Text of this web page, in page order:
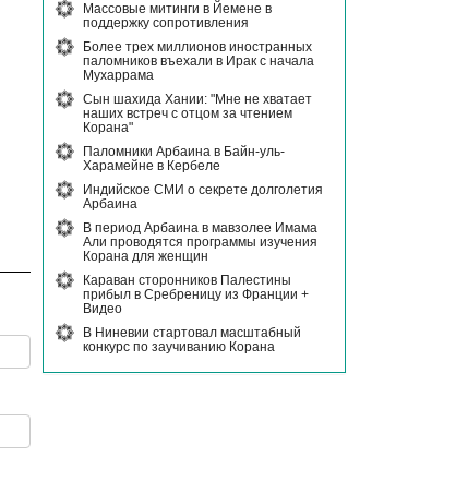
Массовые митинги в Йемене в
поддержку сопротивления
Более трех миллионов иностранных
паломников въехали в Ирак с начала
Мухаррама
Сын шахида Хании: "Мне не хватает
наших встреч с отцом за чтением
Корана"
Паломники Арбаина в Байн-уль-
Харамейне в Кербеле
Индийское СМИ о секрете долголетия
Арбаина
В период Арбаина в мавзолее Имама
Али проводятся программы изучения
Корана для женщин
Караван сторонников Палестины
прибыл в Сребреницу из Франции +
Видео
В Ниневии стартовал масштабный
конкурс по заучиванию Корана